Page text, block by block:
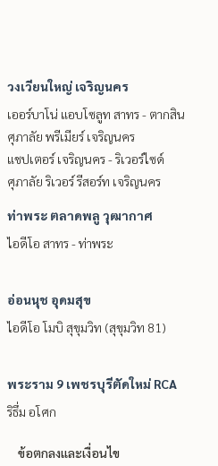
วงเวียนใหญ่ เจริญนคร
เออร์บาโน่ แอบโซลูท สาทร - ตากสิน
ศุภาลัย พรีเมียร์ เจริญนคร
แชปเตอร์ เจริญนคร - ริเวอร์ไซด์
ศุภาลัย ริเวอร์ รีสอร์ท เจริญนคร
ท่าพระ ตลาดพลู วุฒากาศ
ไอดีโอ สาทร - ท่าพระ
อ่อนนุช อุดมสุข
ไอดีโอ โมบิ สุขุมวิท (สุขุมวิท 81)
พระราม 9 เพชรบุรีตัดใหม่ RCA
ริธึ่ม อโศก
ข้อตกลงและเงื่อนไข